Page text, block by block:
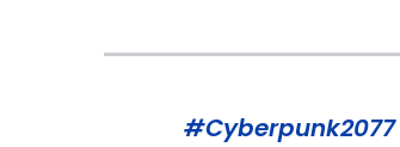
#Cyberpunk2077